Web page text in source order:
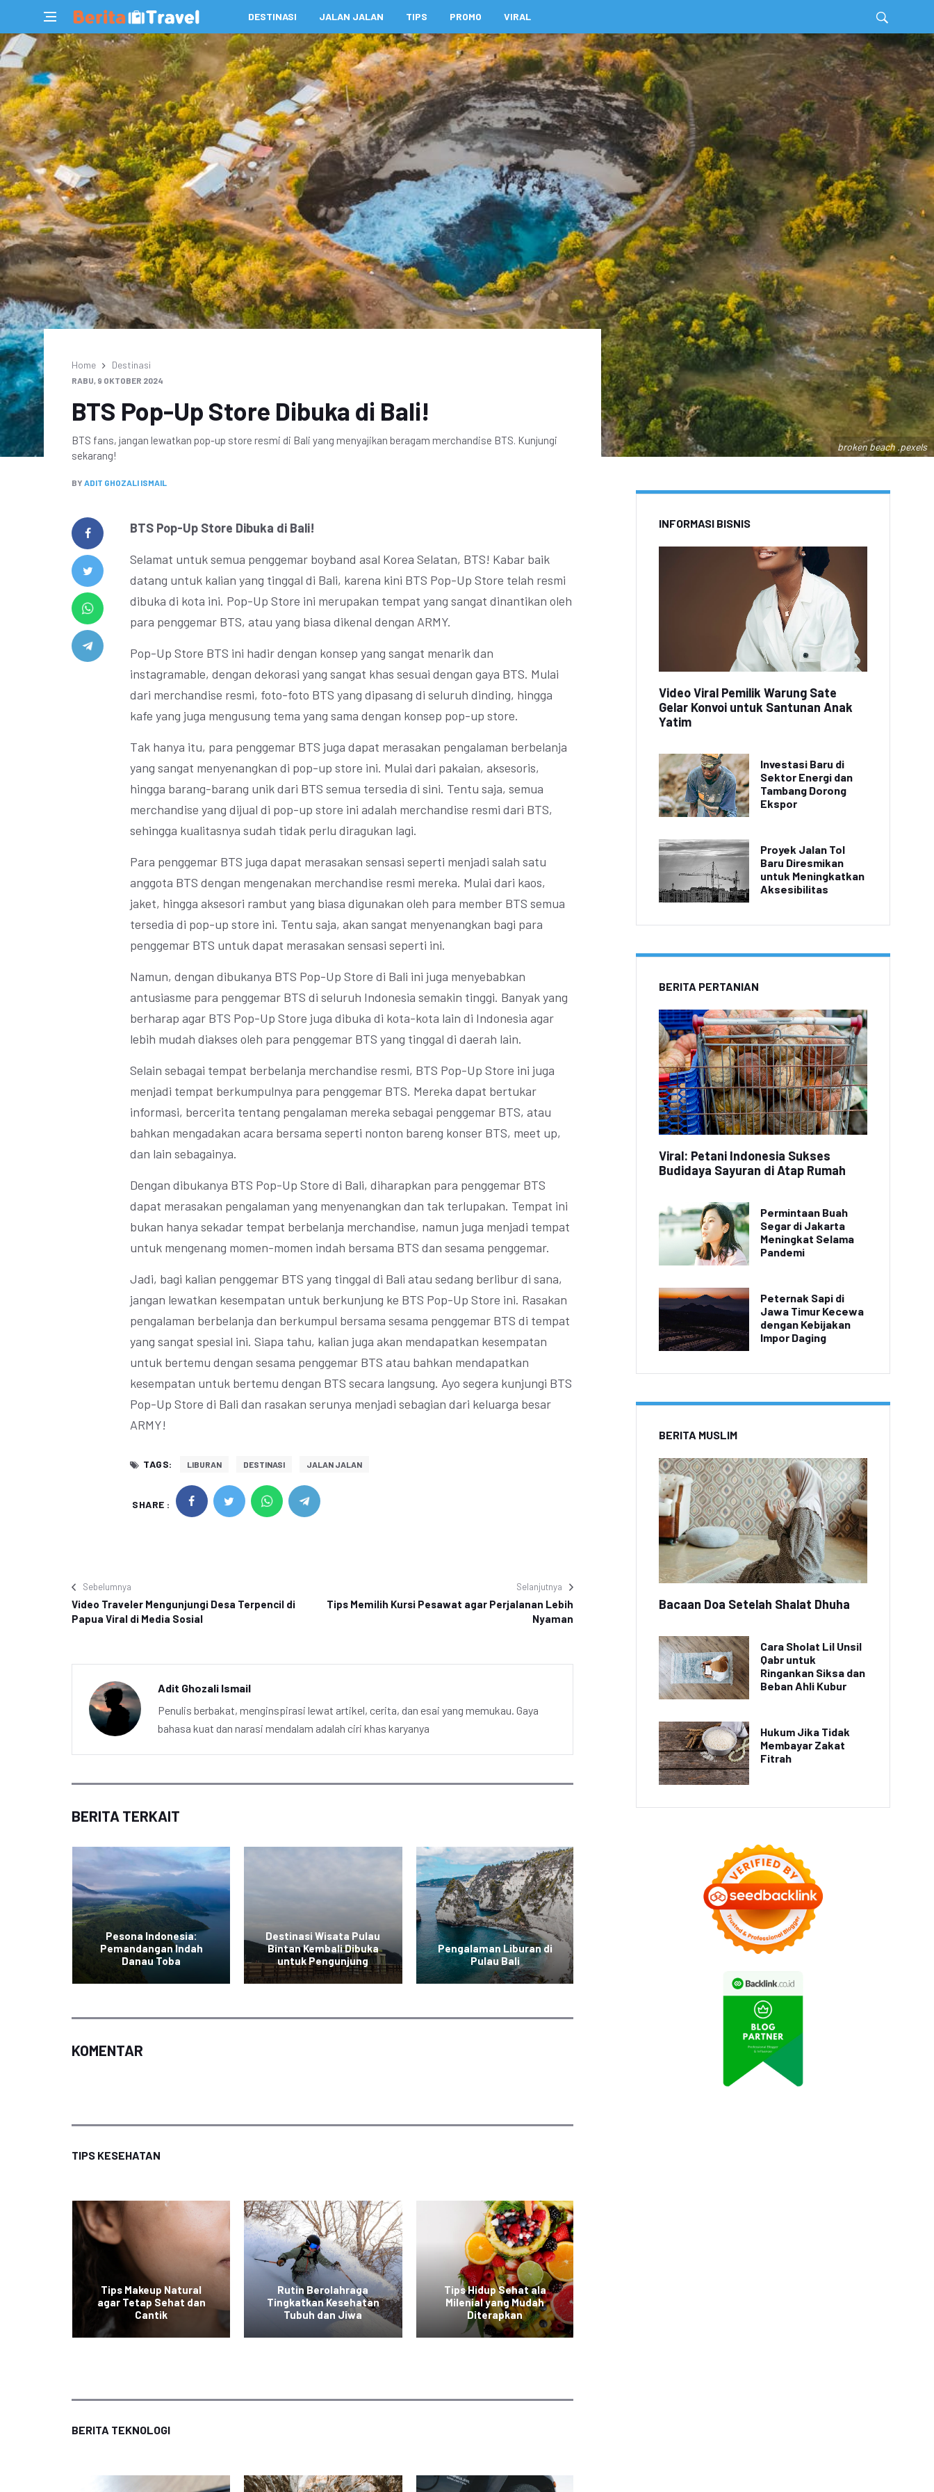
DESTINASI JALAN JALAN TIPS PROMO VIRAL
broken beach .pexels
Home Destinasi
RABU, 9 OKTOBER 2024
BTS Pop-Up Store Dibuka di Bali!
BTS fans, jangan lewatkan pop-up store resmi di Bali yang menyajikan beragam merchandise BTS. Kunjungi
sekarang!
BY ADIT GHOZALI ISMAIL
BTS Pop-Up Store Dibuka di Bali!
Selamat untuk semua penggemar boyband asal Korea Selatan, BTS! Kabar baik
datang untuk kalian yang tinggal di Bali, karena kini BTS Pop-Up Store telah resmi
dibuka di kota ini. Pop-Up Store ini merupakan tempat yang sangat dinantikan oleh
para penggemar BTS, atau yang biasa dikenal dengan ARMY.
Pop-Up Store BTS ini hadir dengan konsep yang sangat menarik dan
instagramable, dengan dekorasi yang sangat khas sesuai dengan gaya BTS. Mulai
dari merchandise resmi, foto-foto BTS yang dipasang di seluruh dinding, hingga
kafe yang juga mengusung tema yang sama dengan konsep pop-up store.
Tak hanya itu, para penggemar BTS juga dapat merasakan pengalaman berbelanja
yang sangat menyenangkan di pop-up store ini. Mulai dari pakaian, aksesoris,
hingga barang-barang unik dari BTS semua tersedia di sini. Tentu saja, semua
merchandise yang dijual di pop-up store ini adalah merchandise resmi dari BTS,
sehingga kualitasnya sudah tidak perlu diragukan lagi.
Para penggemar BTS juga dapat merasakan sensasi seperti menjadi salah satu
anggota BTS dengan mengenakan merchandise resmi mereka. Mulai dari kaos,
jaket, hingga aksesori rambut yang biasa digunakan oleh para member BTS semua
tersedia di pop-up store ini. Tentu saja, akan sangat menyenangkan bagi para
penggemar BTS untuk dapat merasakan sensasi seperti ini.
Namun, dengan dibukanya BTS Pop-Up Store di Bali ini juga menyebabkan
antusiasme para penggemar BTS di seluruh Indonesia semakin tinggi. Banyak yang
berharap agar BTS Pop-Up Store juga dibuka di kota-kota lain di Indonesia agar
lebih mudah diakses oleh para penggemar BTS yang tinggal di daerah lain.
Selain sebagai tempat berbelanja merchandise resmi, BTS Pop-Up Store ini juga
menjadi tempat berkumpulnya para penggemar BTS. Mereka dapat bertukar
informasi, bercerita tentang pengalaman mereka sebagai penggemar BTS, atau
bahkan mengadakan acara bersama seperti nonton bareng konser BTS, meet up,
dan lain sebagainya.
Dengan dibukanya BTS Pop-Up Store di Bali, diharapkan para penggemar BTS
dapat merasakan pengalaman yang menyenangkan dan tak terlupakan. Tempat ini
bukan hanya sekadar tempat berbelanja merchandise, namun juga menjadi tempat
untuk mengenang momen-momen indah bersama BTS dan sesama penggemar.
Jadi, bagi kalian penggemar BTS yang tinggal di Bali atau sedang berlibur di sana,
jangan lewatkan kesempatan untuk berkunjung ke BTS Pop-Up Store ini. Rasakan
pengalaman berbelanja dan berkumpul bersama sesama penggemar BTS di tempat
yang sangat spesial ini. Siapa tahu, kalian juga akan mendapatkan kesempatan
untuk bertemu dengan sesama penggemar BTS atau bahkan mendapatkan
kesempatan untuk bertemu dengan BTS secara langsung. Ayo segera kunjungi BTS
Pop-Up Store di Bali dan rasakan serunya menjadi sebagian dari keluarga besar
ARMY!
TAGS: LIBURAN DESTINASI JALAN JALAN
SHARE :
Sebelumnya
Video Traveler Mengunjungi Desa Terpencil di
Papua Viral di Media Sosial
Selanjutnya
Tips Memilih Kursi Pesawat agar Perjalanan Lebih
Nyaman
Adit Ghozali Ismail
Penulis berbakat, menginspirasi lewat artikel, cerita, dan esai yang memukau. Gaya
bahasa kuat dan narasi mendalam adalah ciri khas karyanya
BERITA TERKAIT
Pesona Indonesia:
Pemandangan Indah
Danau Toba
Destinasi Wisata Pulau
Bintan Kembali Dibuka
untuk Pengunjung
Pengalaman Liburan di
Pulau Bali
Destinasi Wisata Pulau
Bintan Kembali Dibuka
KOMENTAR
TIPS KESEHATAN
Tips Makeup Natural
agar Tetap Sehat dan
Cantik
Rutin Berolahraga
Tingkatkan Kesehatan
Tubuh dan Jiwa
Tips Hidup Sehat ala
Milenial yang Mudah
Diterapkan
BERITA TEKNOLOGI
INFORMASI BISNIS
Video Viral Pemilik Warung Sate
Gelar Konvoi untuk Santunan Anak
Yatim
Investasi Baru di
Sektor Energi dan
Tambang Dorong
Ekspor
Proyek Jalan Tol
Baru Diresmikan
untuk Meningkatkan
Aksesibilitas
BERITA PERTANIAN
Viral: Petani Indonesia Sukses
Budidaya Sayuran di Atap Rumah
Permintaan Buah
Segar di Jakarta
Meningkat Selama
Pandemi
Peternak Sapi di
Jawa Timur Kecewa
dengan Kebijakan
Impor Daging
BERITA MUSLIM
Bacaan Doa Setelah Shalat Dhuha
Cara Sholat Lil Unsil
Qabr untuk
Ringankan Siksa dan
Beban Ahli Kubur
Hukum Jika Tidak
Membayar Zakat
Fitrah